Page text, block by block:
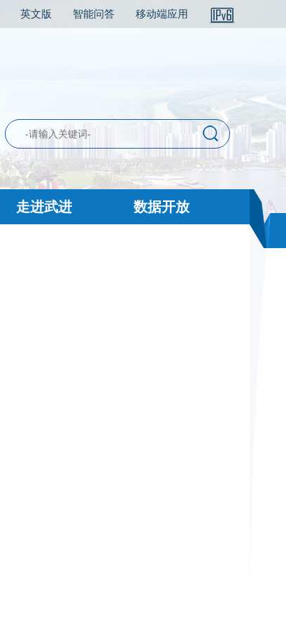
英文版 智能问答 移动端应用
走进武进 数据开放